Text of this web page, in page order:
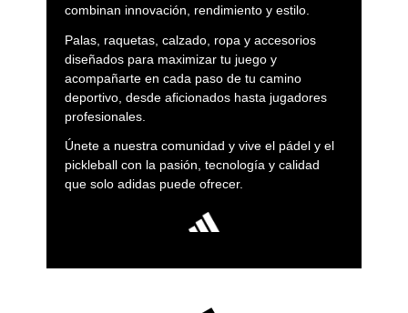
combinan innovación, rendimiento y estilo.
Palas, raquetas, calzado, ropa y accesorios
diseñados para maximizar tu juego y
acompañarte en cada paso de tu camino
deportivo, desde aficionados hasta jugadores
profesionales.
Únete a nuestra comunidad y vive el pádel y el
pickleball con la pasión, tecnología y calidad
que solo adidas puede ofrecer.